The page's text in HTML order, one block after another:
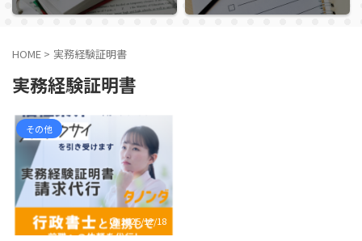
HOME > 実務経験証明書
実務経験証明書
その他
2025/12/18